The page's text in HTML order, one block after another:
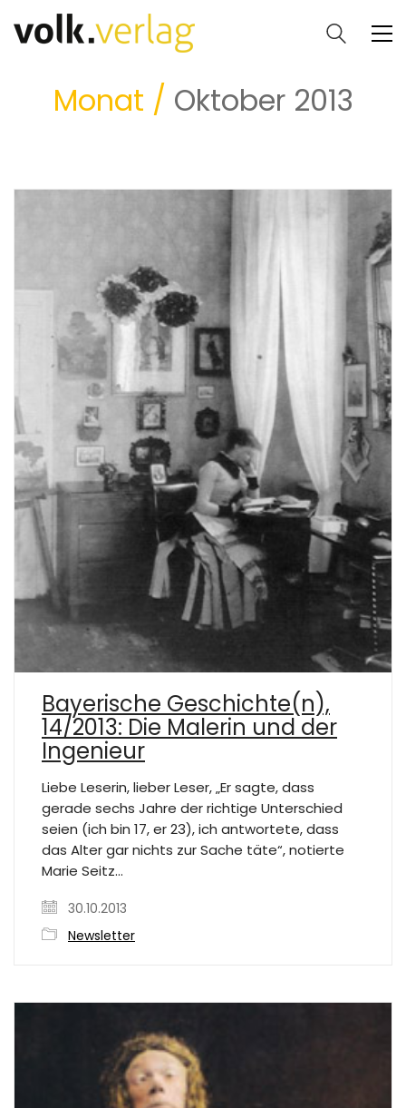
Monat / Oktober 2013
Bayerische Geschichte(n),
14/2013: Die Malerin und der
Ingenieur
Liebe Leserin, lieber Leser, „Er sagte, dass
gerade sechs Jahre der richtige Unterschied
seien (ich bin 17, er 23), ich antwortete, dass
das Alter gar nichts zur Sache täte“, notierte
Marie Seitz…
30.10.2013
Newsletter